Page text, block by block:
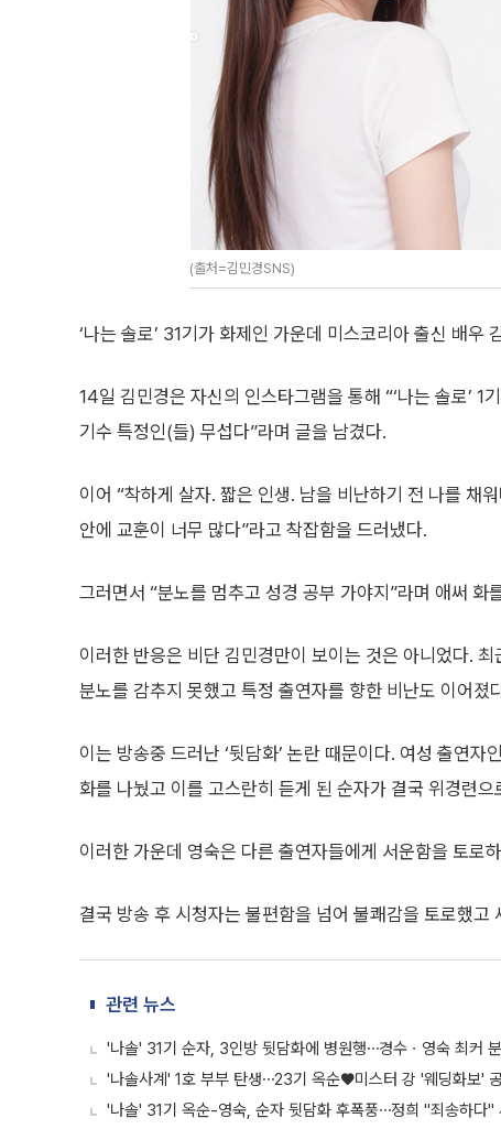
(출처=김민경SNS)
‘나는 솔로’ 31기가 화제인 가운데 미스코리아 출신 배우
14일 김민경은 자신의 인스타그램을 통해 “‘나는 솔로’ 1
기수 특정인(들) 무섭다”라며 글을 남겼다.
이어 “착하게 살자. 짧은 인생. 남을 비난하기 전 나를 채
안에 교훈이 너무 많다”라고 착잡함을 드러냈다.
그러면서 “분노를 멈추고 성경 공부 가야지”라며 애써 화
이러한 반응은 비단 김민경만이 보이는 것은 아니었다.
분노를 감추지 못했고 특정 출연자를 향한 비난도 이어졌
이는 방송중 드러난 ‘뒷담화’ 논란 때문이다. 여성 출연
화를 나눴고 이를 고스란히 듣게 된 순자가 결국 위경련
이러한 가운데 영숙은 다른 출연자들에게 서운함을 토로
결국 방송 후 시청자는 불편함을 넘어 불쾌감을 토로했고
관련 뉴스
'나솔' 31기 순자, 3인방 뒷담화에 병원행⋯경수ㆍ영숙 최커
'나솔사계' 1호 부부 탄생⋯23기 옥순♥미스터 강 '웨딩화보'
'나솔' 31기 옥순-영숙, 순자 뒷담화 후폭풍⋯정희 "죄송하다"